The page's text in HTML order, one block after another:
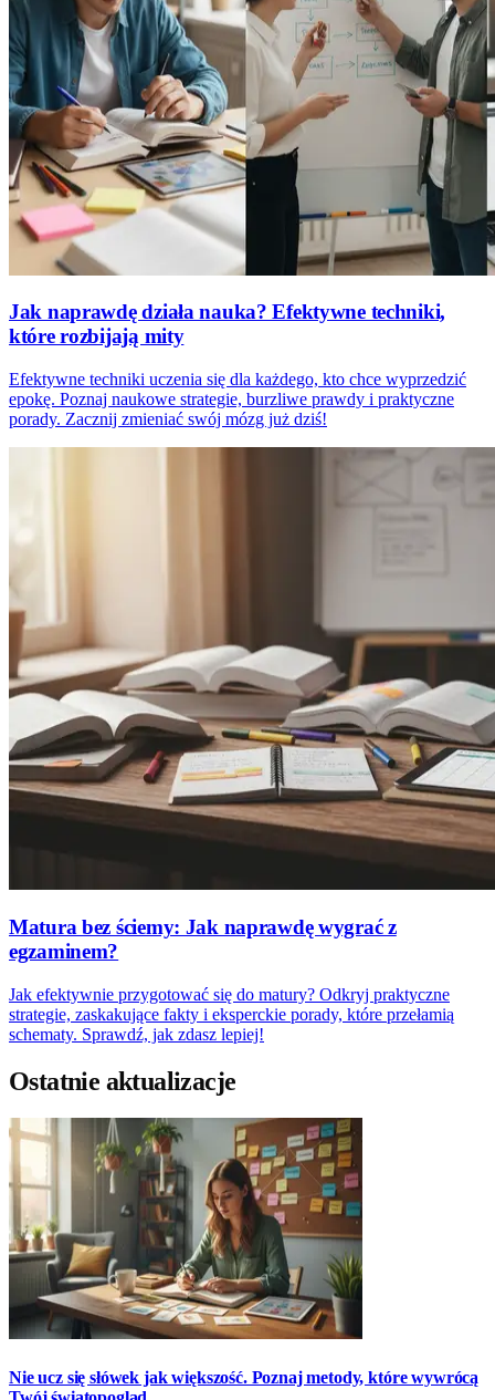
Jak naprawdę działa nauka? Efektywne techniki,
które rozbijają mity
Efektywne techniki uczenia się dla każdego, kto chce wyprzedzić
epokę. Poznaj naukowe strategie, burzliwe prawdy i praktyczne
porady. Zacznij zmieniać swój mózg już dziś!
Matura bez ściemy: Jak naprawdę wygrać z
egzaminem?
Jak efektywnie przygotować się do matury? Odkryj praktyczne
strategie, zaskakujące fakty i eksperckie porady, które przełamią
schematy. Sprawdź, jak zdasz lepiej!
Ostatnie aktualizacje
Nie ucz się słówek jak większość. Poznaj metody, które wywrócą